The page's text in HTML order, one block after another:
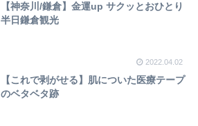
【神奈川/鎌倉】金運up サクッとおひとり
半日鎌倉観光
2022.04.02
【これで剥がせる】肌についた医療テープ
のベタベタ跡